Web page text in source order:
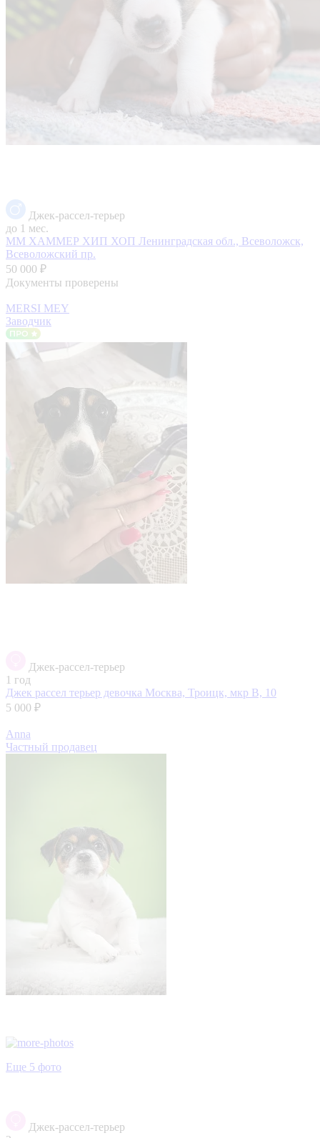
Джек-рассел-терьер
до 1 мес.
ММ ХАММЕР ХИП ХОП Ленинградская обл., Всеволожск,
Всеволожский пр.
50 000 ₽
Документы проверены
MERSI MEY
Заводчик
Джек-рассел-терьер
1 год
Джек рассел терьер девочка Москва, Троицк, мкр В, 10
5 000 ₽
Anna
Частный продавец
Еще 5 фото
Джек-рассел-терьер